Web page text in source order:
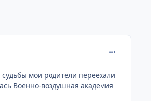
судьбы мои родители переехали
Военно-воздушная академия